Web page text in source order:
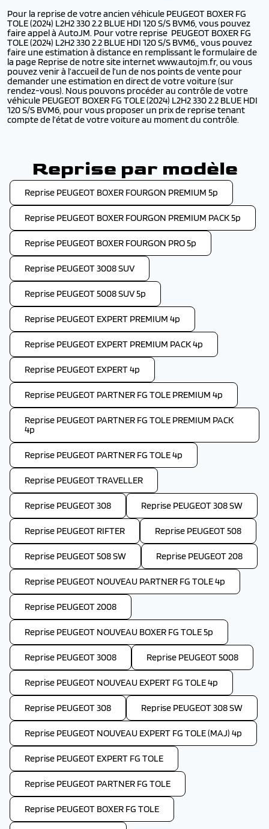
Pour la reprise de votre ancien véhicule PEUGEOT BOXER FG
TOLE (2024) L2H2 330 2.2 BLUE HDI 120 S/S BVM6, vous pouvez
faire appel à AutoJM. Pour votre reprise PEUGEOT BOXER FG
TOLE (2024) L2H2 330 2.2 BLUE HDI 120 S/S BVM6,, vous pouvez
faire une estimation à distance en remplissant le formulaire de
la page Reprise de notre site internet www.autojm.fr, ou vous
pouvez venir à l’accueil de l’un de nos points de vente pour
demander une estimation en direct de votre voiture (sur
rendez-vous). Nous pouvons procéder au contrôle de votre
véhicule PEUGEOT BOXER FG TOLE (2024) L2H2 330 2.2 BLUE HDI
120 S/S BVM6, pour vous proposer un prix de reprise tenant
compte de l’état de votre voiture au moment du contrôle.
Reprise par modèle
Reprise PEUGEOT BOXER FOURGON PREMIUM 5p
Reprise PEUGEOT BOXER FOURGON PREMIUM PACK 5p
Reprise PEUGEOT BOXER FOURGON PRO 5p
Reprise PEUGEOT 3008 SUV
Reprise PEUGEOT 5008 SUV 5p
Reprise PEUGEOT EXPERT PREMIUM 4p
Reprise PEUGEOT EXPERT PREMIUM PACK 4p
Reprise PEUGEOT EXPERT 4p
Reprise PEUGEOT PARTNER FG TOLE PREMIUM 4p
Reprise PEUGEOT PARTNER FG TOLE PREMIUM PACK
4p
Reprise PEUGEOT PARTNER FG TOLE 4p
Reprise PEUGEOT TRAVELLER
Reprise PEUGEOT 308 Reprise PEUGEOT 308 SW
Reprise PEUGEOT RIFTER Reprise PEUGEOT 508
Reprise PEUGEOT 508 SW Reprise PEUGEOT 208
Reprise PEUGEOT NOUVEAU PARTNER FG TOLE 4p
Reprise PEUGEOT 2008
Reprise PEUGEOT NOUVEAU BOXER FG TOLE 5p
Reprise PEUGEOT 3008 Reprise PEUGEOT 5008
Reprise PEUGEOT NOUVEAU EXPERT FG TOLE 4p
Reprise PEUGEOT 308 Reprise PEUGEOT 308 SW
Reprise PEUGEOT NOUVEAU EXPERT FG TOLE (MAJ) 4p
Reprise PEUGEOT EXPERT FG TOLE
Reprise PEUGEOT PARTNER FG TOLE
Reprise PEUGEOT BOXER FG TOLE